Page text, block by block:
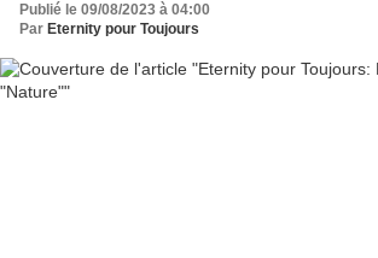
Publié le 09/08/2023 à 04:00
Par Eternity pour Toujours